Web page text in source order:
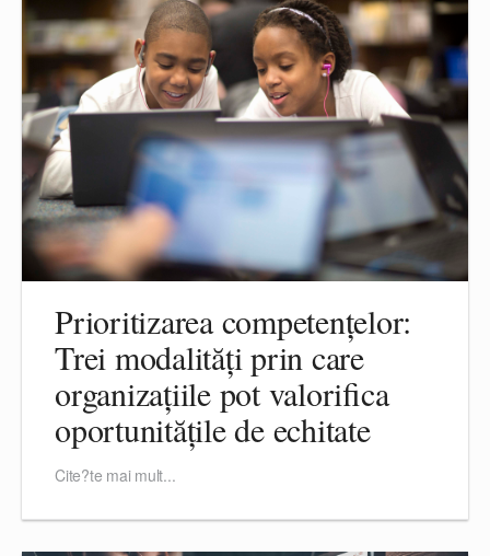
Prioritizarea competențelor:
Trei modalități prin care
organizațiile pot valorifica
oportunitățile de echitate
Cite?te mai mult...